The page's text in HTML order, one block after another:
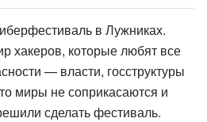
в Лужниках.
хакеров, которые любят все
— власти, госструктуры
миры не соприкасаются и
сделать фестиваль.